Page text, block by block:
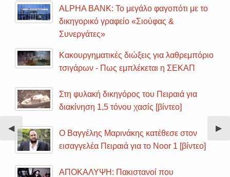
Previous
Slide
◀︎ ▶︎
ALPHA BANK: Το μεγάλο φαγοπότι με το
δικηγορικό γραφείο «Σιούφας &
Συνεργάτες»
Κακουργηματικές διώξεις για λαθρεμπόριο
τσιγάρων - Πως εμπλέκεται η ΣΕΚΑΠ
Στη φυλακή δικηγόρος του Πειραιά για
διακίνηση 1,5 τόνου χασίς [βίντεο]
Ο Βαγγέλης Μαρινάκης κατέθεσε στον
εισαγγελέα Πειραιά για το Noor 1 [βίντεο]
ΑΠΟΚΑΛΥΨΗ: Πακιστανοί που